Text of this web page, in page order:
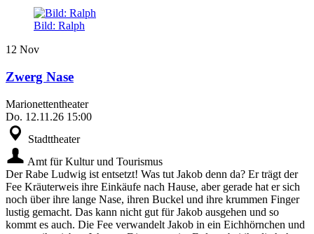
Bild: Ralph
12 Nov
Zwerg Nase
Marionettentheater
Do. 12.11.26 15:00
Stadttheater
Amt für Kultur und Tourismus
Der Rabe Ludwig ist entsetzt! Was tut Jakob denn da? Er trägt der
Fee Kräuterweis ihre Einkäufe nach Hause, aber gerade hat er sich
noch über ihre lange Nase, ihren Buckel und ihre krummen Finger
lustig gemacht. Das kann nicht gut für Jakob ausgehen und so
kommt es auch. Die Fee verwandelt Jakob in ein Eichhörnchen und